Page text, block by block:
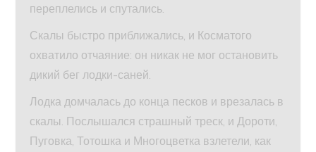
переплелись и спутались.
Скалы быстро приближались, и Косматого
охватило отчаяние: он никак не мог остановить
дикий бег лодки-саней.
Лодка домчалась до конца песков и врезалась в
скалы. Послышался страшный треск, и Дороти,
Пуговка, Тотошка и Многоцветка взлетели, как